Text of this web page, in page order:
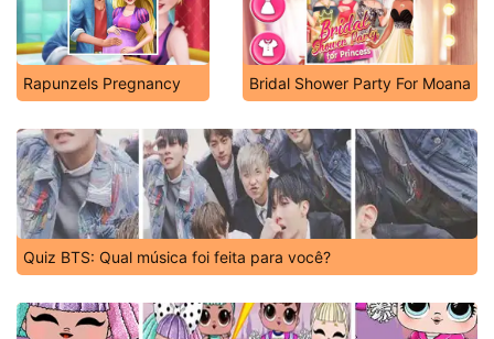
Rapunzels Pregnancy Bridal Shower Party For Moana
Quiz BTS: Qual música foi feita para você?